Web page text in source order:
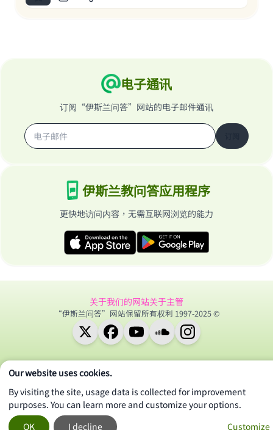
电子通讯
订阅“伊斯兰问答”网站的电子邮件通讯
伊斯兰教问答应用程序
更快地访问内容，无需互联网浏览的能力
关于我们的网站关于主管
“伊斯兰问答”网站保留所有权利 1997-2025 ©
Our website uses cookies.
By visiting the site, usage data is collected for improvement
purposes. You can learn more and customize your options.
Customize
I decline
OK